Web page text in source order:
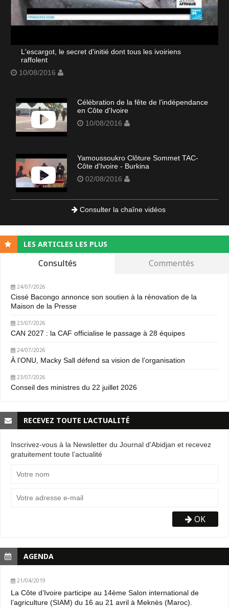
L'escargot, le secret d'initié dont tous les ivoiriens
raffolent
10/08/2016
Célébration de la fête de l'indépendance
en Côte d'Ivoire
10/08/2016
Yamoussoukro Clôture Sommet TAC-
Côte d'Ivoire - Burkina
02/08/2016
Consulter la chaîne vidéos
LES ARTICLES LES PLUS
Consultés Commentés
24/07/2026
Cissé Bacongo annonce son soutien à la rénovation de la
Maison de la Presse
23/07/2026
CAN 2027 : la CAF officialise le passage à 28 équipes
24/07/2026
À l’ONU, Macky Sall défend sa vision de l’organisation
23/07/2026
Conseil des ministres du 22 juillet 2026
RECEVEZ TOUTE L’ACTUALITÉ
Inscrivez-vous à la Newsletter du Journal d'Abidjan et recevez
gratuitement toute l’actualité
OK
AGENDA
21/04/2019
La Côte d’Ivoire participe au 14ème Salon international de
l’agriculture (SIAM) du 16 au 21 avril à Meknès (Maroc).